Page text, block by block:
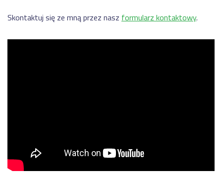
Skontaktuj się ze mną przez nasz formularz kontaktowy.